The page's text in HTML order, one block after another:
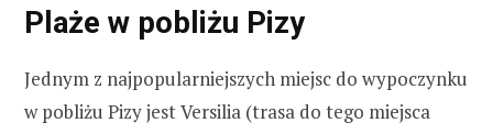
Plaże w pobliżu Pizy
Jednym z najpopularniejszych miejsc do wypoczynku
w pobliżu Pizy jest Versilia (trasa do tego miejsca